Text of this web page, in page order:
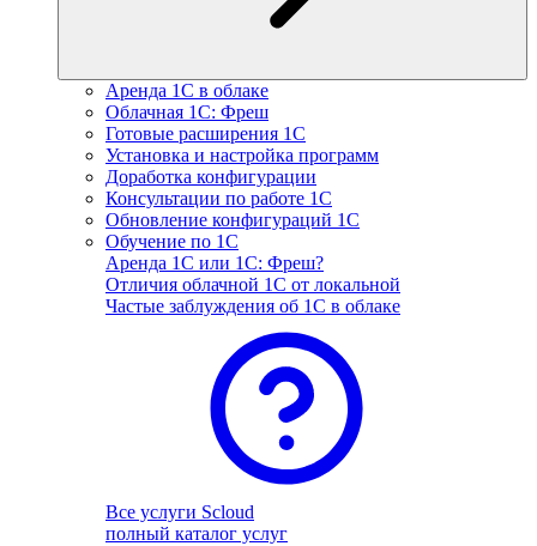
Аренда 1С в облаке
Облачная 1С: Фреш
Готовые расширения 1С
Установка и настройка программ
Доработка конфигурации
Консультации по работе 1С
Обновление конфигураций 1С
Обучение по 1С
Аренда 1С или 1С: Фреш?
Отличия облачной 1С от локальной
Частые заблуждения об 1С в облаке
Все услуги Scloud
полный каталог услуг